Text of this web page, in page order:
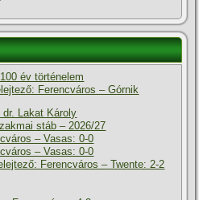
év történelem
Ferencváros – Górnik
Lakat Károly
stáb – 2026/27
– Vasas: 0-0
– Vasas: 0-0
Ferencváros – Twente: 2-2